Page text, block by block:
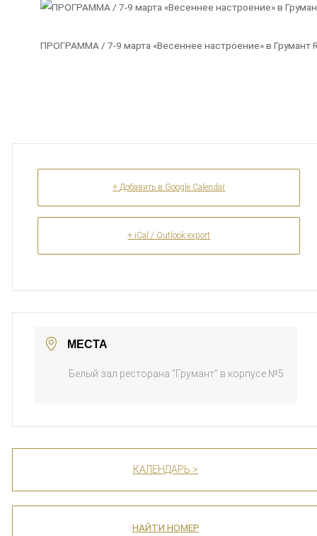
ПРОГРАММА / 7-9 марта «Весеннее настроение» в Грумант
+ Добавить в Google Calendar
+ iCal / Outlook export
МЕСТА
Белый зал ресторана "Грумант" в корпусе №5
КАЛЕНДАРЬ >
НАЙТИ НОМЕР